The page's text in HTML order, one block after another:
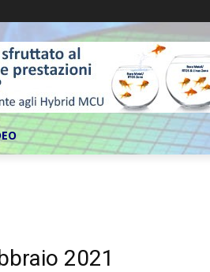
2021